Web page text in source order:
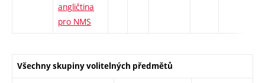
angličtina
pro NMS
Všechny skupiny volitelných předmětů